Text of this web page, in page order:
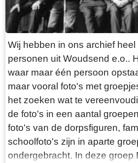
Wij hebben in ons archief
personen uit Woudsend e.o..
waar maar één persoon
maar vooral foto's met
het zoeken wat te
de foto's in een aantal
foto's van de dorpsfiguren,
schoolfoto's zijn in aparte
ondergebracht. In deze groep